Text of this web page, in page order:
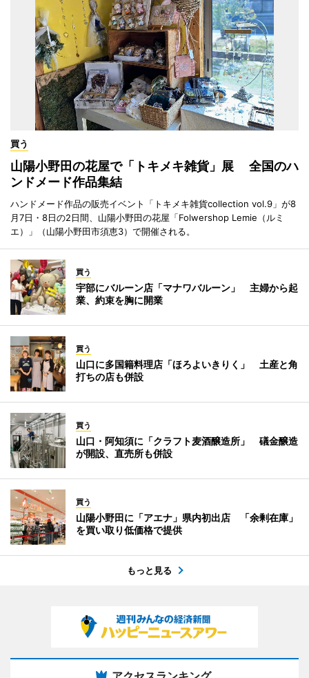
買う
山陽小野田の花屋で「トキメキ雑貨」展 全国のハ
ンドメード作品集結
ハンドメード作品の販売イベント「トキメキ雑貨collection vol.9」が8
月7日・8日の2日間、山陽小野田の花屋「Folwershop Lemie（ルミ
エ）」（山陽小野田市須恵3）で開催される。
買う
宇部にバルーン店「マナワバルーン」 主婦から起
業、約束を胸に開業
買う
山口に多国籍料理店「ほろよいきりく」 土産と角
打ちの店も併設
買う
山口・阿知須に「クラフト麦酒醸造所」 礒金醸造
が開設、直売所も併設
買う
山陽小野田に「アエナ」県内初出店 「余剰在庫」
を買い取り低価格で提供
もっと見る